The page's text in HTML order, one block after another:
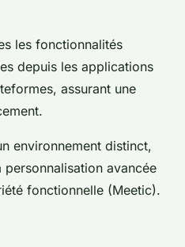
les fonctionnalités
depuis les applications
assurant une
environnement distinct,
personnalisation avancée
fonctionnelle (Meetic).